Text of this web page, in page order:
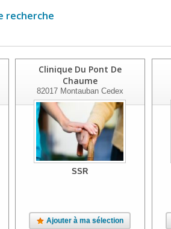
recherche
Clinique Du Pont De
Chaume
82017Montauban Cedex
SSR
Ajouter à ma sélection